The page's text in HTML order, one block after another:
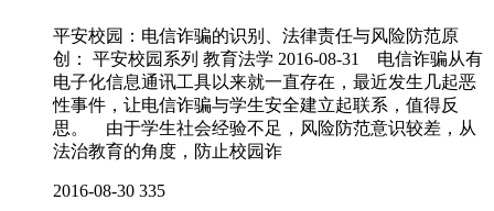
平安校园：电信诈骗的识别、法律责任与风险防范原
创： 平安校园系列 教育法学 2016-08-31 电信诈骗从有
电子化信息通讯工具以来就一直存在，最近发生几起恶
性事件，让电信诈骗与学生安全建立起联系，值得反
思。 由于学生社会经验不足，风险防范意识较差，从
法治教育的角度，防止校园诈
2016-08-30 335